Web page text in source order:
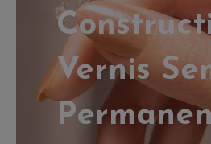
Vernis